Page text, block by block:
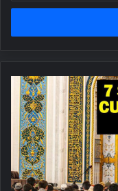
adresinizi
Şubat
2025
Cuma
Hutbesi
Konusu
ve
PDF